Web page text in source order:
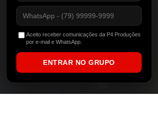
Aceito receber comunicações da P4 Produções
por e-mail e WhatsApp.
ENTRAR NO GRUPO